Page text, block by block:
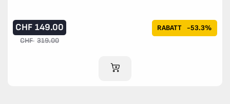
RABATT -53.3%
CHF 149.00
CHF 319.00
IM WARENKORB